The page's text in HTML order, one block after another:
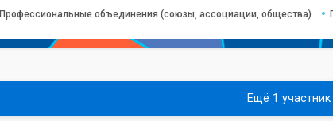
Профессиональные объединения (союзы, ассоциации, общества)
Ещё 1